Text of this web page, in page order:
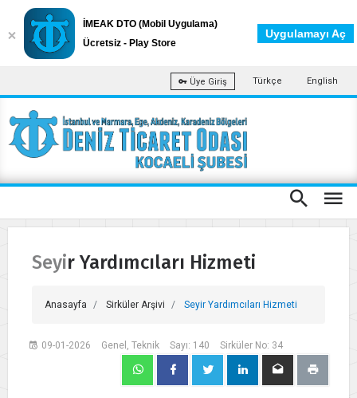
Üye Giriş Türkçe English
Seyir Yardımcıları Hizmeti
Anasayfa Sirküler Arşivi Seyir Yardımcıları Hizmeti
09-01-2026 Genel, Teknik Sayı: 140 Sirküler No: 34
İMEAK DTO (Mobil Uygulama)
Ücretsiz - Play Store
Uygulamayı Aç